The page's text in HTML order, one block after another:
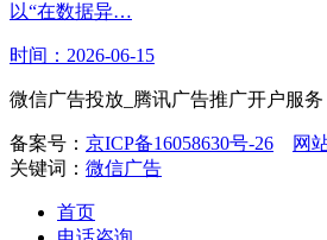
以“在数据异…
时间：2026-06-15
微信广告投放_腾讯广告推广开户服务
备案号： 京ICP备16058630号-26
网
关键词： 微信广告
首页